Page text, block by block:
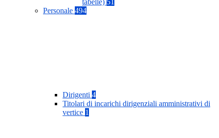
tabelle) 51
Personale 494
Dirigenti 4
Titolari di incarichi dirigenziali amministrativi di
vertice 1